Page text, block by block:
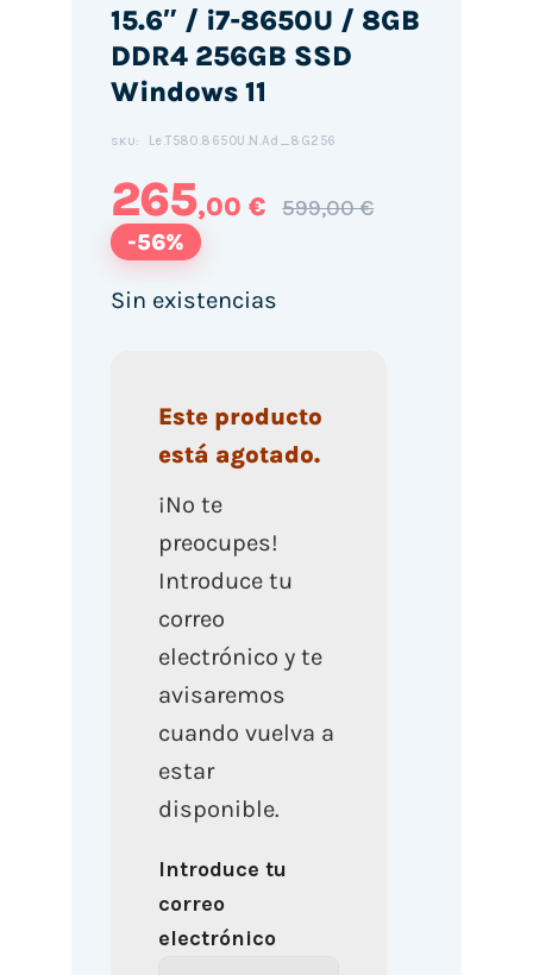
15.6″ / i7-8650U / 8GB
DDR4 256GB SSD
Windows 11
SKU: Le.T580.8650U.N.Ad_8G256
265,00 € 599,00 €
-56%
Sin existencias
Este producto
está agotado.
¡No te
preocupes!
Introduce tu
correo
electrónico y te
avisaremos
cuando vuelva a
estar
disponible.
Introduce tu
correo
electrónico